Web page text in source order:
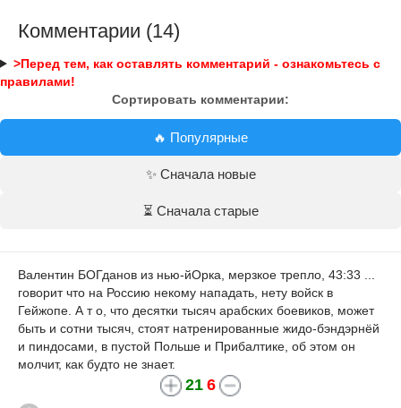
Комментарии (14)
>Перед тем, как оставлять комментарий - ознакомьтесь с
правилами!
Сортировать комментарии:
🔥 Популярные
✨ Сначала новые
⏳ Сначала старые
Валентин БОГданов из нью-йОрка, мерзкое трепло, 43:33 ...
говорит что на Россию некому нападать, нету войск в
Гейжопе. А т о, что десятки тысяч арабских боевиков, может
быть и сотни тысяч, стоят натренированные жидо-бэндэрнёй
и пиндосами, в пустой Польше и Прибалтике, об этом он
молчит, как будто не знает.
21 6